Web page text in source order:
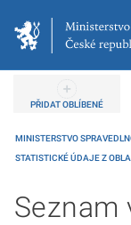
PŘIDAT OBLÍBENÉ
MINISTERSTVO
STATISTICKÉ ÚDAJE Z
Seznam